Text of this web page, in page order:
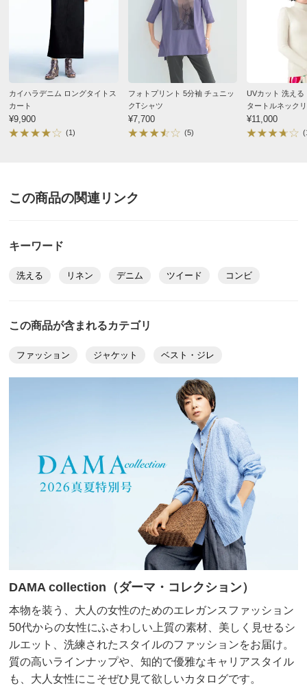
サイズ表記について（ファッション） 商品の測定について
商品の特徴
弱い手洗い出来ます。（洗濯機は使用できません）
普段のサイズ : L 購入したサイズで「ちょうどよかった」
高級感があって大人ってぽいのに着姿が可愛らしい素敵
なジレです。素肌に着ても、下にTシャツでもブラウス
でもサマになり、ブラウスはパフスリーブ、オーガン
ジー、レース、何にでも合うのでカジュアルからキチン
とまで幅広く、また季節も真夏以下なら大丈夫そうで
す。Aラインなので下半身が細く見えますし、ボタンを
止めても外してもおしゃれ。久しぶりにウキウキするお
イメージ通りでサイズもぴったりでした。届いて翌日早
ラウスなどで応用できると思います。パンツでもスカー
ンが大きくてアクセントになっていますね。
ブラックＸオフホワイト １１
東京都 60代以上女性 身長 : 163cm
購入したサイズで「大きめだった」
生地がしっかりしていてしわにならず透けないので、下
にキャミソール等を重ねなくてもこれ一枚で安心して着
れる。カタログに掲載されたコーディネートが気に入
り、スカートや靴も一緒に買ったが、大人っぽいカジュ
アルで新鮮な雰囲気がする。秋口でも着られそう。普段
Mを着ているので、9号を試着してみたらサイズ感は
ちょうど良かったが、11号のほうが身頃はゆるめでも
腕が細く見えるので11号にした。
2025/06/13
カイハラデニム ロングタイトス
カート
¥9,900
(1)
フォトプリント 5分袖 チュニッ
クTシャツ
¥7,700
(5)
UVカット 洗える
タートルネック
バー
¥11,000
この商品の関連リンク
キーワード
洗える リネン デニム ツイード コンビ
この商品が含まれるカテゴリ
ファッション ジャケット ベスト・ジレ
DAMA collection（ダーマ・コレクション）
本物を装う、大人の女性のためのエレガンスファッション
50代からの女性にふさわしい上質の素材、美しく見せるシ
ルエット、洗練されたスタイルのファッションをお届け。
質の高いラインナップや、知的で優雅なキャリアスタイル
も、大人女性にこそぜひ見て欲しいカタログです。